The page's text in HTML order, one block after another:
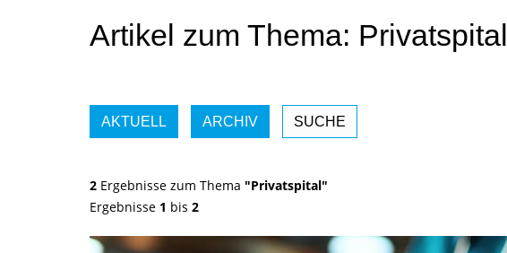
Artikel zum Thema: Privatspital
AKTUELL ARCHIV SUCHE
2Ergebnisse zum Thema "Privatspital"
Ergebnisse 1 bis 2